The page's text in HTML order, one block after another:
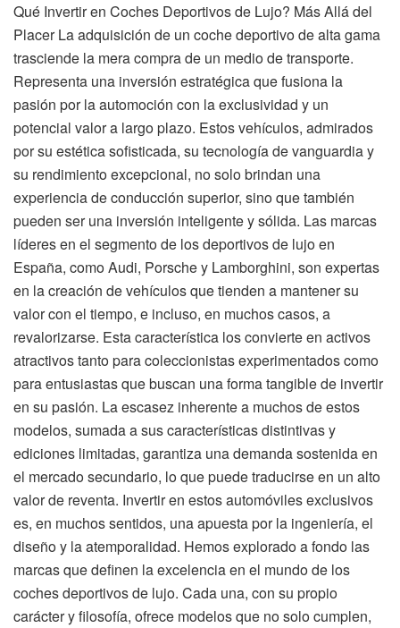
Qué Invertir en Coches Deportivos de Lujo? Más Allá del
Placer La adquisición de un coche deportivo de alta gama
trasciende la mera compra de un medio de transporte.
Representa una inversión estratégica que fusiona la
pasión por la automoción con la exclusividad y un
potencial valor a largo plazo. Estos vehículos, admirados
por su estética sofisticada, su tecnología de vanguardia y
su rendimiento excepcional, no solo brindan una
experiencia de conducción superior, sino que también
pueden ser una inversión inteligente y sólida. Las marcas
líderes en el segmento de los deportivos de lujo en
España, como Audi, Porsche y Lamborghini, son expertas
en la creación de vehículos que tienden a mantener su
valor con el tiempo, e incluso, en muchos casos, a
revalorizarse. Esta característica los convierte en activos
atractivos tanto para coleccionistas experimentados como
para entusiastas que buscan una forma tangible de invertir
en su pasión. La escasez inherente a muchos de estos
modelos, sumada a sus características distintivas y
ediciones limitadas, garantiza una demanda sostenida en
el mercado secundario, lo que puede traducirse en un alto
valor de reventa. Invertir en estos automóviles exclusivos
es, en muchos sentidos, una apuesta por la ingeniería, el
diseño y la atemporalidad. Hemos explorado a fondo las
marcas que definen la excelencia en el mundo de los
coches deportivos de lujo. Cada una, con su propio
carácter y filosofía, ofrece modelos que no solo cumplen,